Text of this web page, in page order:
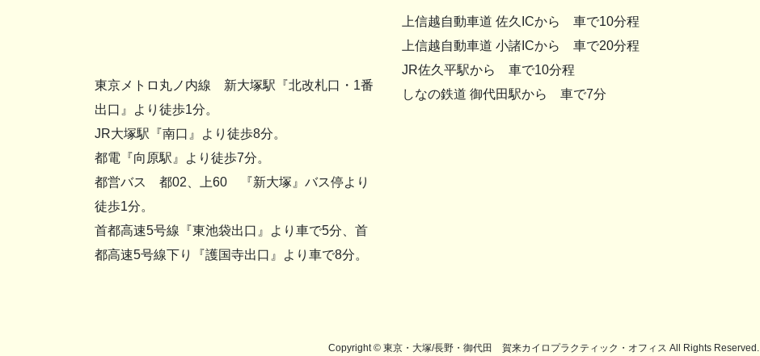
東京メトロ丸ノ内線 新大塚駅『北改札口・1番
出口』より徒歩1分。
JR大塚駅『南口』より徒歩8分。
都電『向原駅』より徒歩7分。
都営バス 都02、上60 『新大塚』バス停より
徒歩1分。
首都高速5号線『東池袋出口』より車で5分、首
都高速5号線下り『護国寺出口』より車で8分。
上信越自動車道 佐久ICから 車で10分程
上信越自動車道 小諸ICから 車で20分程
JR佐久平駅から 車で10分程
しなの鉄道 御代田駅から 車で7分
Copyright © 東京・大塚/長野・御代田 賀来カイロプラクティック・オフィス All Rights Reserved.